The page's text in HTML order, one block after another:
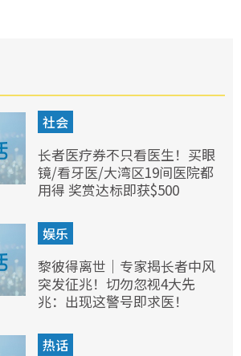
社会
长者医疗券不只看医生！买眼
镜/看牙医/大湾区19间医院都
用得 奖赏达标即获$500
娱乐
黎彼得离世｜专家揭长者中风
突发征兆！切勿忽视4大先
兆：出现这警号即求医！
热话